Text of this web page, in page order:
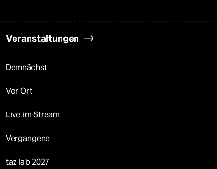
Veranstaltungen
Demnächst
Vor Ort
Live im Stream
Vergangene
taz lab 2027